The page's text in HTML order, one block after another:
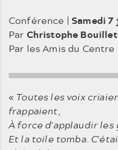
Conférence | Samedi 7
Par Christophe Bouillet
Par les Amis du
« Toutes les voix
frappaient,
À force d'applaudir les
Et la toile tomba.